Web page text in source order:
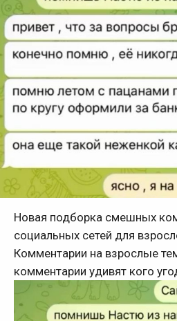
Новая подборка смешных
социальных сетей для
Комментарии на взрослые
комментарии удивят кого